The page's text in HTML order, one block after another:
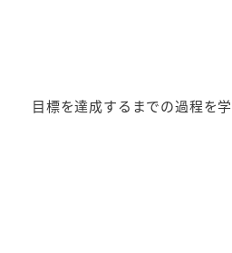
目標を達成するまでの過程を